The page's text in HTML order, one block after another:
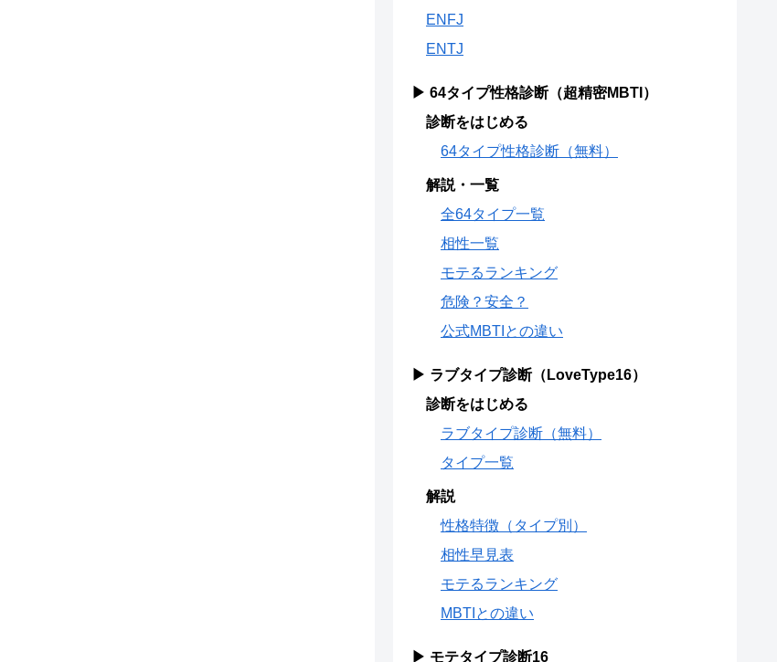
ENFJ
ENTJ
▶ 64タイプ性格診断（超精密MBTI）
診断をはじめる
64タイプ性格診断（無料）
解説・一覧
全64タイプ一覧
相性一覧
モテるランキング
危険？安全？
公式MBTIとの違い
▶ ラブタイプ診断（LoveType16）
診断をはじめる
ラブタイプ診断（無料）
タイプ一覧
解説
性格特徴（タイプ別）
相性早見表
モテるランキング
MBTIとの違い
▶ モテタイプ診断16